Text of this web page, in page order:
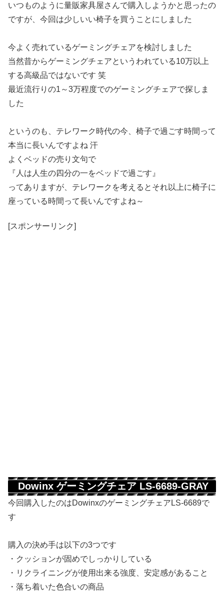
いつものように量販家具屋さんで購入しようかと思ったの
ですが、今回は少しいい椅子を買うことにしました
今よく売れているゲーミングチェアを検討しました
当然昔からゲーミングチェアというわれている10万以上
する高級品ではないです 笑
最近流行りの1～3万程度でのゲーミングチェアで探しま
した
というのも、テレワーク時代の今、椅子で過ごす時間って
本当に長いんですよね 汗
よくベッドの売り文句で
『人は人生の四分の一をベッドで過ごす』
ってありますが、テレワークを考えるとそれ以上に椅子に
座っている時間って長いんですよね～
[スポンサーリンク]
Dowinx ゲーミングチェア LS-6689-GRAY
今回購入したのはDowinxのゲーミングチェアLS-6689で
す
購入の決め手は以下の3つです
・クッションが固めでしっかりしている
・リクライニングが使用出来る強度、安定感があること
・落ち着いた色合いの商品